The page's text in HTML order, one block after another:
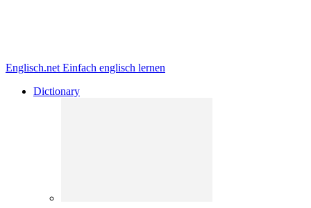
Englisch.net Einfach englisch lernen
Dictionary